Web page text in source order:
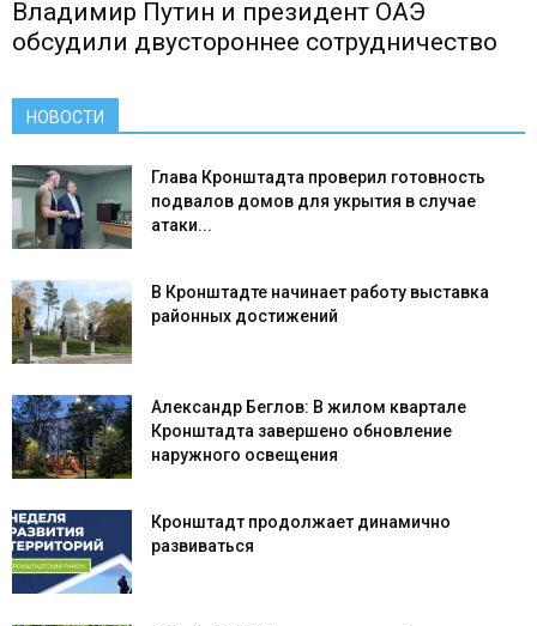
Владимир Путин и президент ОАЭ
обсудили двустороннее сотрудничество
НОВОСТИ
Глава Кронштадта проверил готовность
подвалов домов для укрытия в случае
атаки...
В Кронштадте начинает работу выставка
районных достижений
Александр Беглов: В жилом квартале
Кронштадта завершено обновление
наружного освещения
Кронштадт продолжает динамично
развиваться